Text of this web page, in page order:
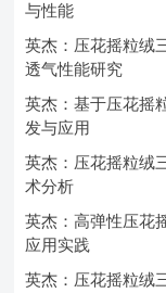
与性能
英杰：压花摇粒绒
透气性能研究
英杰：基于压花摇
发与应用
英杰：压花摇粒绒
术分析
英杰：高弹性压花
应用实践
英杰：压花摇粒绒